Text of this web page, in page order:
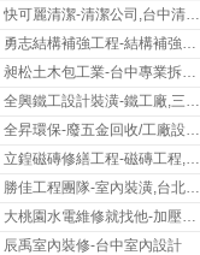
快可麗清潔-清潔公司,台中清潔公司,台中居家清潔
勇志結構補強工程-結構補強工程 ,桃園結構補強工程,龍潭結構補強工程
昶松土木包工業-台中專業拆除工程/挖土機出租
全興鐵工設計裝潢-鐵工廠,三峽鐵工廠,台北鐵工廠
全昇環保-廢五金回收/工廠設備收購/機械設備回收/高價收購廠房設備
立鍠磁磚修繕工程-磁磚工程,磁磚修補,新竹磁磚工程
勝佳工程團隊-室內裝潢,台北房屋裝修,三重室內裝修
大桃園水電維修就找他-加壓馬達,抽水馬達,桃園水電行,中壢水電
辰禹室內裝修-台中室內設計